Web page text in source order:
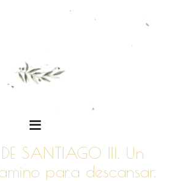
SANTIAGO III. Un
para descansar.